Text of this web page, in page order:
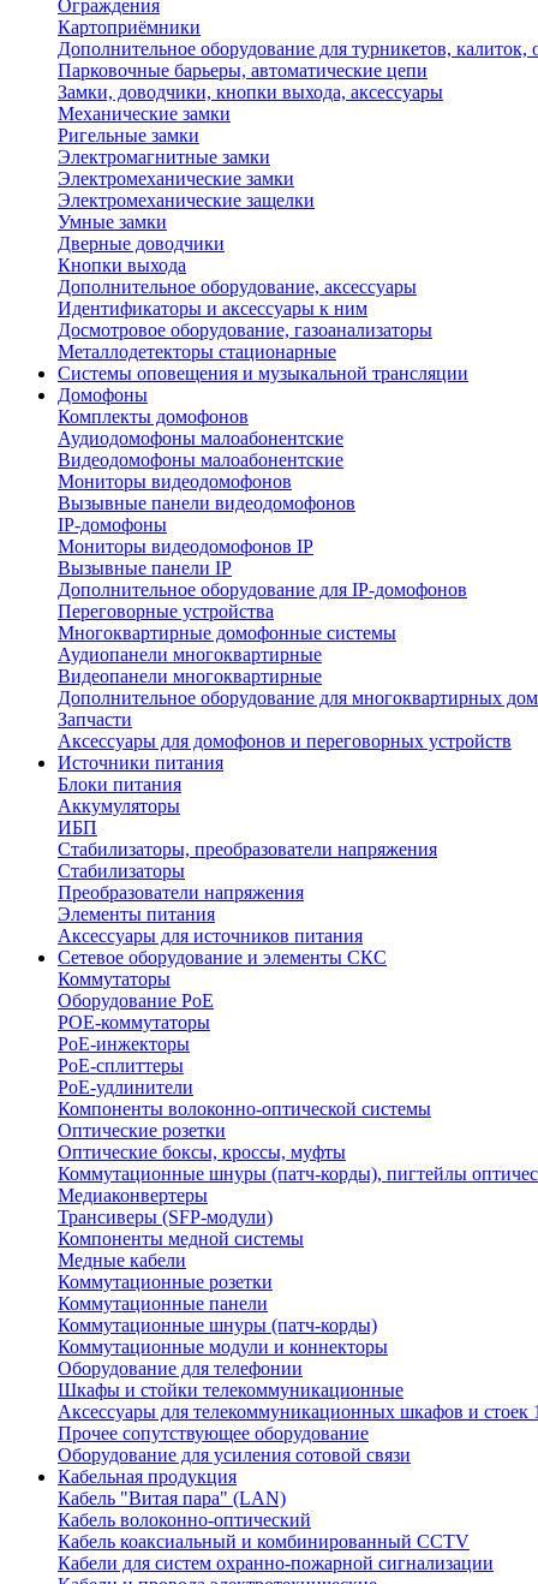
Ограждения
Картоприёмники
Дополнительное оборудование для турникетов, калиток,
Парковочные барьеры, автоматические цепи
Замки, доводчики, кнопки выхода, аксессуары
Механические замки
Ригельные замки
Электромагнитные замки
Электромеханические замки
Электромеханические защелки
Умные замки
Дверные доводчики
Кнопки выхода
Дополнительное оборудование, аксессуары
Идентификаторы и аксессуары к ним
Досмотровое оборудование, газоанализаторы
Металлодетекторы стационарные
Системы оповещения и музыкальной трансляции
Домофоны
Комплекты домофонов
Аудиодомофоны малоабонентские
Видеодомофоны малоабонентские
Мониторы видеодомофонов
Вызывные панели видеодомофонов
IP-домофоны
Мониторы видеодомофонов IP
Вызывные панели IP
Дополнительное оборудование для IP-домофонов
Переговорные устройства
Многоквартирные домофонные системы
Аудиопанели многоквартирные
Видеопанели многоквартирные
Дополнительное оборудование для многоквартирных
Запчасти
Аксессуары для домофонов и переговорных устройств
Источники питания
Блоки питания
Аккумуляторы
ИБП
Стабилизаторы, преобразователи напряжения
Стабилизаторы
Преобразователи напряжения
Элементы питания
Аксессуары для источников питания
Сетевое оборудование и элементы СКС
Коммутаторы
Оборудование PoE
POE-коммутаторы
PoE-инжекторы
PoE-сплиттеры
PoE-удлинители
Компоненты волоконно-оптической системы
Оптические розетки
Оптические боксы, кроссы, муфты
Коммутационные шнуры (патч-корды), пигтейлы
Медиаконвертеры
Трансиверы (SFP-модули)
Компоненты медной системы
Медные кабели
Коммутационные розетки
Коммутационные панели
Коммутационные шнуры (патч-корды)
Коммутационные модули и коннекторы
Оборудование для телефонии
Шкафы и стойки телекоммуникационные
Аксессуары для телекоммуникационных шкафов и стоек
Прочее сопутствующее оборудование
Оборудование для усиления сотовой связи
Кабельная продукция
Кабель "Витая пара" (LAN)
Кабель волоконно-оптический
Кабель коаксиальный и комбинированный CCTV
Кабели для систем охранно-пожарной сигнализации